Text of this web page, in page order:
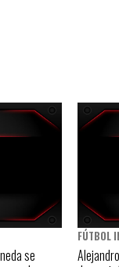
se
FÚTBOL